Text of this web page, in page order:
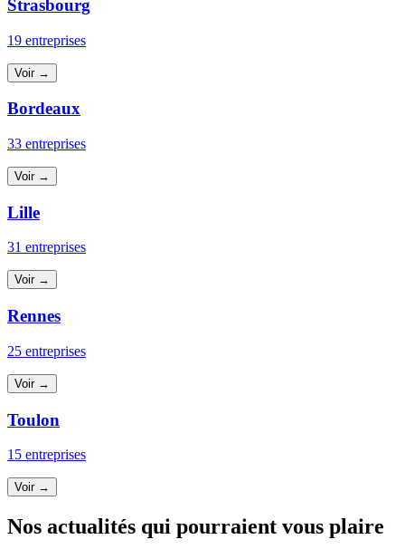
Strasbourg
19 entreprises
Voir →
Bordeaux
33 entreprises
Voir →
Lille
31 entreprises
Voir →
Rennes
25 entreprises
Voir →
Toulon
15 entreprises
Voir →
Nos actualités qui pourraient vous plaire